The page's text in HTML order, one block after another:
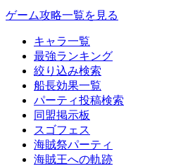
ゲーム攻略一覧を見る
キャラ一覧
最強ランキング
絞り込み検索
船長効果一覧
パーティ投稿検索
同盟掲示板
スゴフェス
海賊祭パーティ
海賊王への軌跡